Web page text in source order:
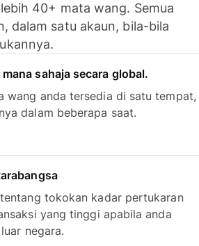
40+ mata wang. Semua
dalam satu akaun, bila-bila
sahaja secara global.
wang anda tersedia di satu tempat,
dalam beberapa saat.
tokokan kadar pertukaran
yang tinggi apabila anda
negara.